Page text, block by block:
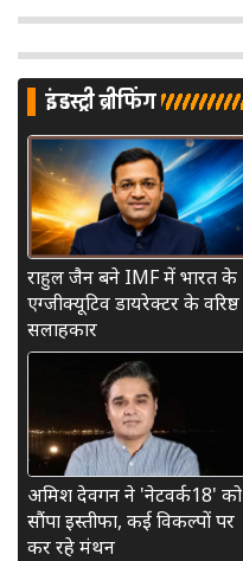
इंडस्ट्री ब्रीफिंग
राहुल जैन बने IMF में भारत के
एग्जीक्यूटिव डायरेक्टर के वरिष्ठ
सलाहकार
अमिश देवगन ने 'नेटवर्क18' को
सौंपा इस्तीफा, कई विकल्पों पर
कर रहे मंथन